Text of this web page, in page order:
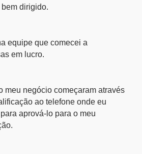
dirigido.
equipe que comecei a
em lucro.
meu negócio começaram através
ao telefone onde eu
aprová-lo para o meu